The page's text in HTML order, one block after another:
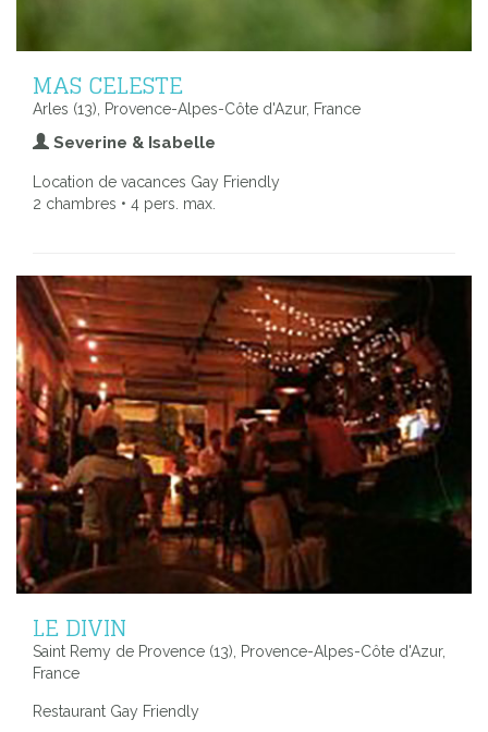
MAS CELESTE
Arles (13), Provence-Alpes-Côte d'Azur, France
Severine & Isabelle
Location de vacances Gay Friendly
2 chambres • 4 pers. max.
LE DIVIN
Saint Remy de Provence (13), Provence-Alpes-Côte d'Azur,
France
Restaurant Gay Friendly